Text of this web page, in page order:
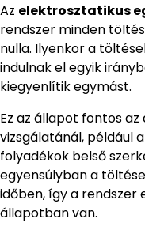
Az elektrosztatikus
rendszer minden
nulla. Ilyenkor a
indulnak el egyik
kiegyenlítik egymást.
Ez az állapot fontos
vizsgálatánál, például
folyadékok belső
egyensúlyban a
időben, így a rendszer
állapotban van.